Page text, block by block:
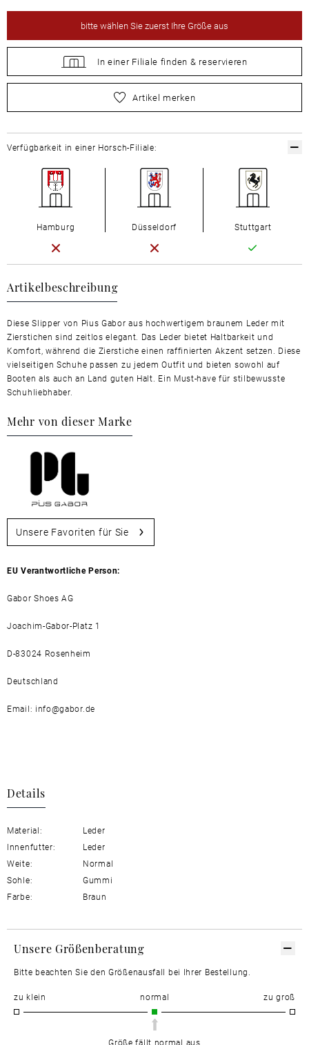
bittewählen Sie zuerst Ihre Größe aus
In einer Filiale finden & reservieren
wählen Sie zuerst Ihre Größe aus
Artikel merken
Artikelbeschreibung
Diese Slipper von Pius Gabor aus hochwertigem braunem Leder mit
Zierstichen sind zeitlos elegant. Das Leder bietet Haltbarkeit und
Komfort, während die Zierstiche einen raffinierten Akzent setzen. Diese
vielseitigen Schuhe passen zu jedem Outfit und bieten sowohl auf
Booten als auch an Land guten Halt. Ein Must-have für stilbewusste
Schuhliebhaber.
Mehr von dieser Marke
Unsere Favoriten für Sie
EU Verantwortliche Person:
Gabor Shoes AG
Joachim-Gabor-Platz 1
D-83024 Rosenheim
Deutschland
Email: info@gabor.de
Details
Material:
Leder
Innenfutter:
Leder
Weite:
Normal
Sohle:
Gummi
Farbe:
Braun
Verfügbarkeit in einer Horsch-Filiale:
Hamburg Düsseldorf Stuttgart
Unsere Größenberatung
Bitte beachten Sie den Größenausfall bei Ihrer Bestellung.
zu klein normal zu groß
Größe fällt normal aus